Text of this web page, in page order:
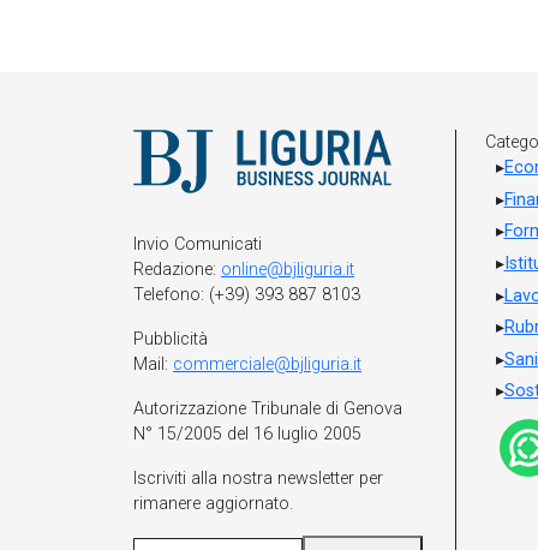
Invio Comunicati
Redazione: online@bjliguria.it
Telefono: (+39) 393 887 8103
Pubblicità
Mail: commerciale@bjliguria.it
Autorizzazione Tribunale di Genova
N° 15/2005 del 16 luglio 2005
Iscriviti alla nostra newsletter per
rimanere aggiornato.